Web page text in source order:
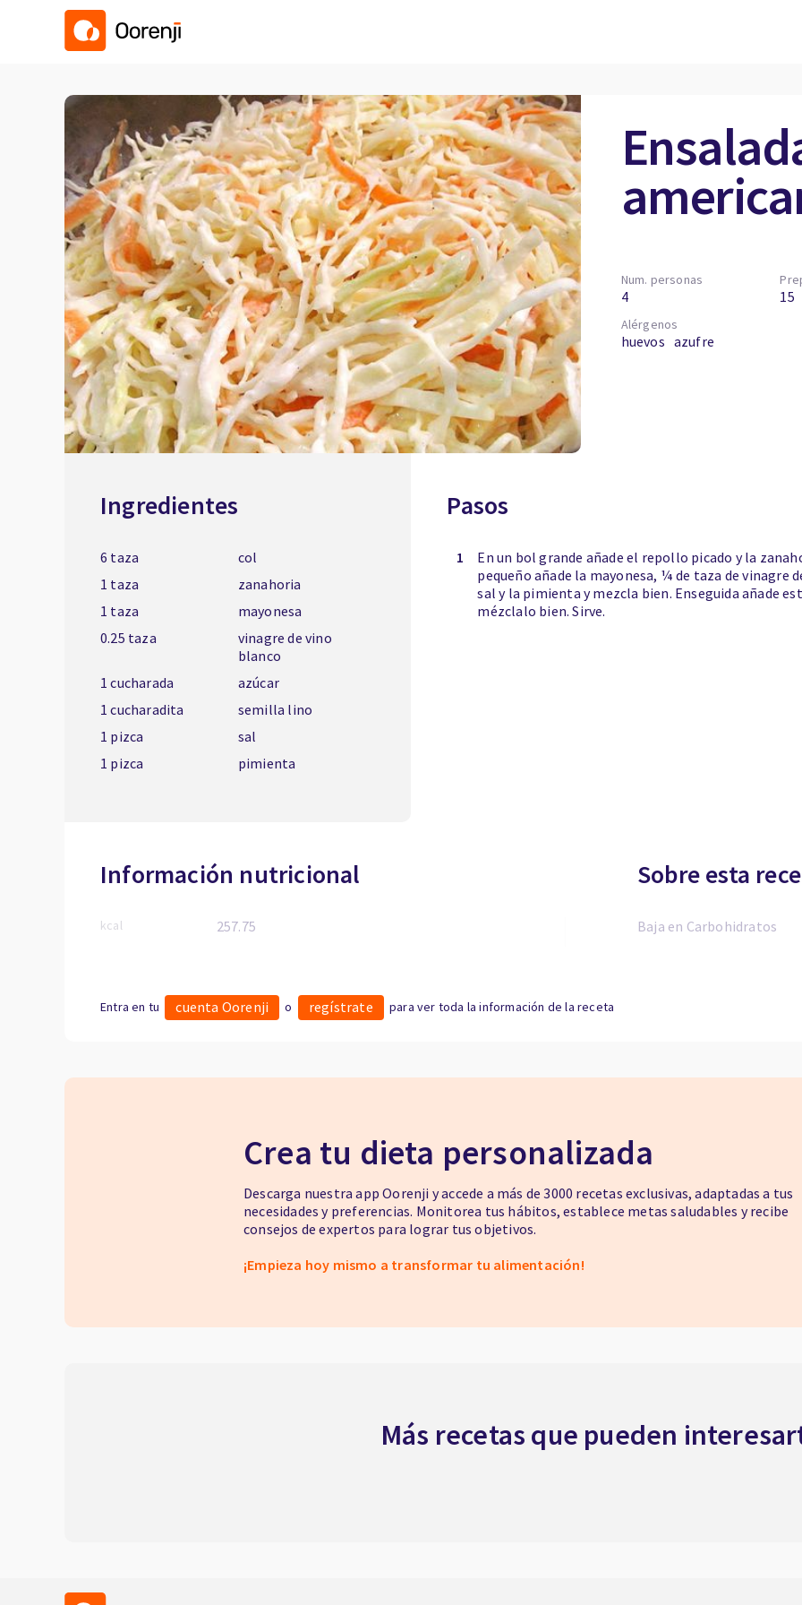
Num. personas
4 15
Alérgenos
huevos azufre
Ingredientes
6 taza
col
1 taza
zanahoria
1 taza
mayonesa
0.25 taza
vinagre de vino
blanco
1 cucharada
azúcar
1 cucharadita
semilla lino
1 pizca
sal
1 pizca
pimienta
Pasos
1
En un bol grande añade el repollo picado y la
pequeño añade la mayonesa, ¼ de taza de vinagre
sal y la pimienta y mezcla bien. Enseguida añade
mézclalo bien. Sirve.
Información nutricional
kcal 257.75
Sobre esta
Baja en Carbohidratos
Entra en tu cuenta Oorenji o regístrate para ver toda la información de la receta
Crea tu dieta personalizada
Descarga nuestra app Oorenji y accede a más de 3000 recetas exclusivas, adaptadas a tus
necesidades y preferencias. Monitorea tus hábitos, establece metas saludables y recibe
consejos de expertos para lograr tus objetivos.
¡Empieza hoy mismo a transformar tu alimentación!
Más recetas que pueden